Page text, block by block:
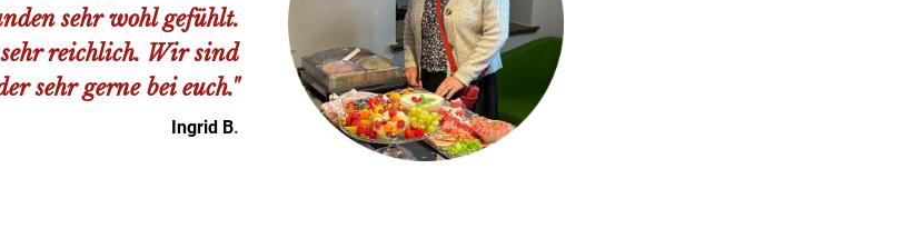
sehr wohl gefühlt.
reichlich. Wir sind
sehr gerne bei euch."
Ingrid B.